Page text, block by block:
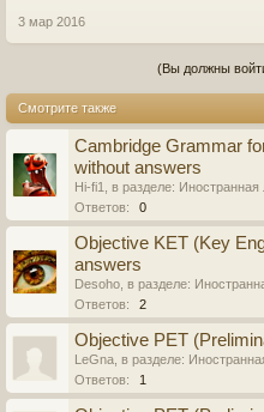
3 мар 2016
(Вы должны
Смотрите также
Cambridge Grammar
without answers
Hi-fi1 , в разделе: Иностранная
Ответов:
0
Objective KET (Key
answers
Desoho , в разделе:
Ответов:
2
Objective PET
LeGna , в разделе:
Ответов:
1